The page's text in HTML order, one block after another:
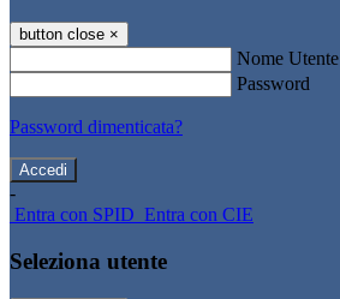
button close ×
Nome Utente
Password
Password dimenticata?
-
Entra con SPID Entra con CIE
Seleziona utente